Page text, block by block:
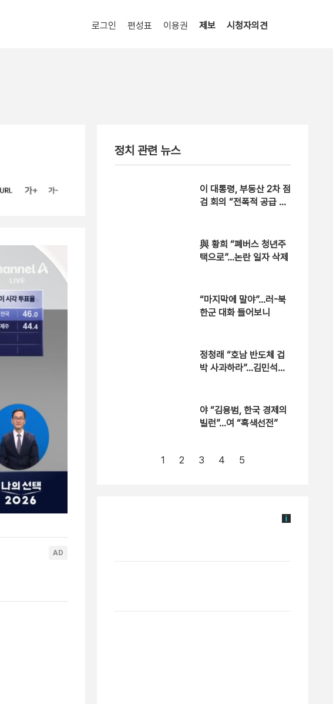
로그인 편성표 이용권 제보 시청자의견
정치 관련 뉴스
이 대통령, 부동산 2차 점
검 회의 “전폭적 공급 확
與 황희 “폐버스 청년주
택으로”…논란 일자 삭제
“마지막에 말야”…러-북
한군 대화 들어보니
정청래 “호남 반도체 겁
박 사과하라”…김민석
야 “김용범, 한국 경제의
빌런”…여 “흑색선전”
1 2 3 4 5